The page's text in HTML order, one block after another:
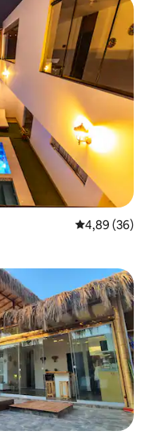
Gemiddelde
4,89 (36)